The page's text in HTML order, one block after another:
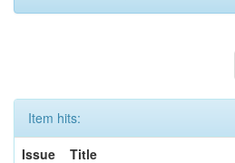
Item hits:
Issue
Title